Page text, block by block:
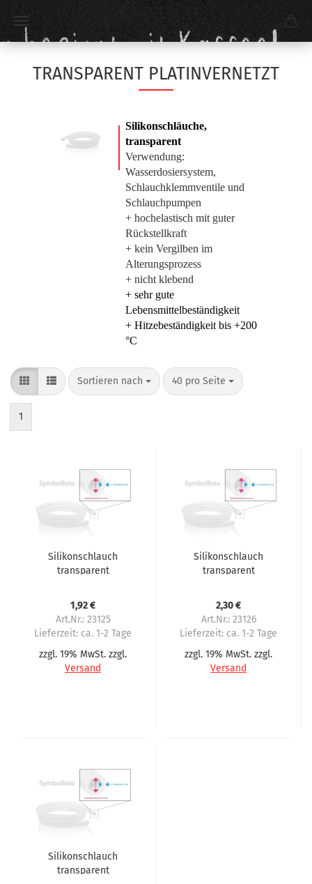
TRANSPARENT PLATINVERNETZT
Silikonschläuche,
transparent
Verwendung:
Wasserdosiersystem,
Schlauchklemmventile und
Schlauchpumpen
+ hochelastisch mit guter
Rückstellkraft
+ kein Vergilben im
Alterungsprozess
+ nicht klebend
+ sehr gute
Lebensmittelbeständigkeit
+ Hitzebeständigkeit bis +200
°C
Sortieren nach 40 pro Seite
1
Silikonschlauch
transparent
Sielaff
1,92 €
Art.Nr.: 23125
Lieferzeit: ca. 1-2 Tage
zzgl. 19% MwSt. zzgl.
Versand
Silikonschlauch
transparent
für Sielaff
2,30 €
Art.Nr.: 23126
Lieferzeit: ca. 1-2 Tage
zzgl. 19% MwSt. zzgl.
Versand
Silikonschlauch
transparent